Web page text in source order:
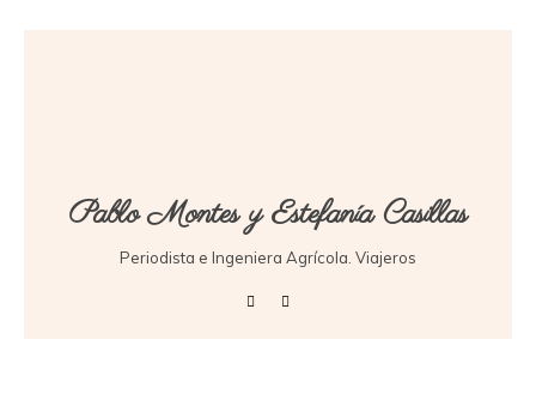
Pablo Montes y Estefanía Casillas
Periodista e Ingeniera Agrícola. Viajeros